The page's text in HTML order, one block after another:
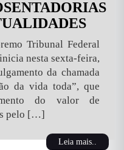
Tribunal Federal
nesta sexta-feira,
da chamada
da vida toda”, que
do valor de
pelo […]
Leia mais..